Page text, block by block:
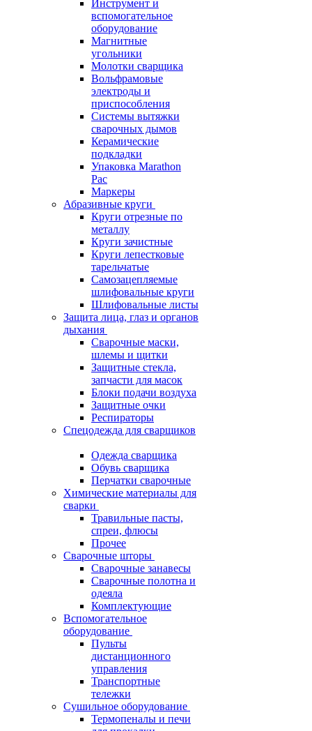
Инструмент и
вспомогательное
оборудование
Магнитные
угольники
Молотки сварщика
Вольфрамовые
электроды и
приспособления
Системы вытяжки
сварочных дымов
Керамические
подкладки
Упаковка Marathon
Pac
Маркеры
Абразивные круги
Круги отрезные по
металлу
Круги зачистные
Круги лепестковые
тарельчатые
Самозацепляемые
шлифовальные круги
Шлифовальные листы
Защита лица, глаз и органов
дыхания
Сварочные маски,
шлемы и щитки
Защитные стекла,
запчасти для масок
Блоки подачи воздуха
Защитные очки
Респираторы
Спецодежда для сварщиков
Одежда сварщика
Обувь сварщика
Перчатки сварочные
Химические материалы для
сварки
Травильные пасты,
спреи, флюсы
Прочее
Сварочные шторы
Сварочные занавесы
Сварочные полотна и
одеяла
Комплектующие
Вспомогательное
оборудование
Пульты
дистанционного
управления
Транспортные
тележки
Сушильное оборудование
Термопеналы и печи